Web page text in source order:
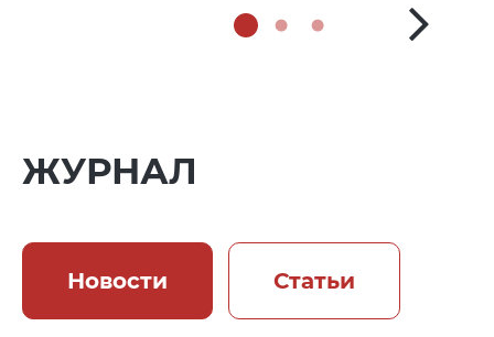
ЖУРНАЛ
Новости Статьи